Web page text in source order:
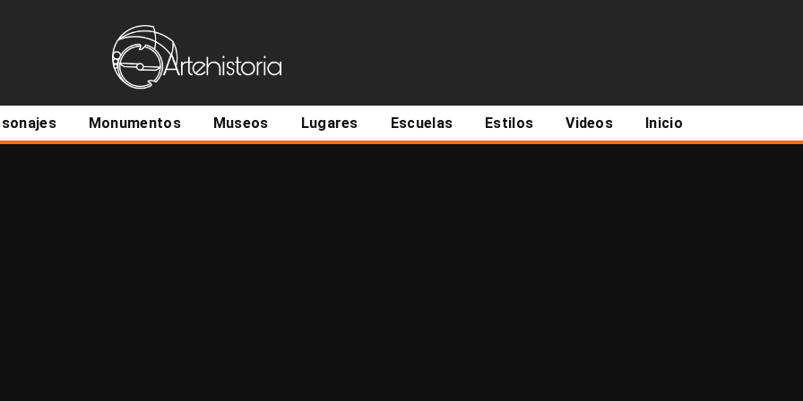
Monumentos Museos Lugares Escuelas Estilos Videos Inicio